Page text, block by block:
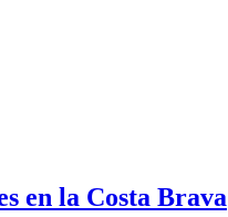
en la Costa Brava